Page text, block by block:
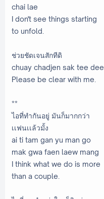
chai lae
I don't see things starting
to unfold.
ช่วยชัดเจนสักทีดิ
chuay chadjen sak tee dee
Please be clear with me.
**
ไอที่ทำกันอยู่ มันก็มากกว่า
เเฟนเเล้วมั้ง
ai ti tam gan yu man go
mak gwa faen laew mang
I think what we do is more
than a couple.